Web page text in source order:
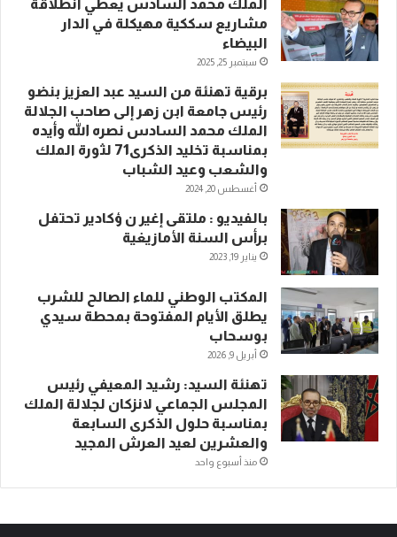
الملك محمد السادس يعطي انطلاقة
مشاريع سككية مهيكلة في الدار
البيضاء
سبتمبر 25, 2025
برقية تهنئة من السيد عبد العزيز بنضو
رئيس جامعة ابن زهر إلى صاحب الجلالة
الملك محمد السادس نصره الله وأيده
بمناسبة تخليد الذكرى71 لثورة الملك
والشعب وعيد الشباب
أغسطس 20, 2024
بالفيديو : ملتقى إغير ن ؤكادير تحتفل
برأس السنة الأمازيغية
يناير 19, 2023
المكتب الوطني للماء الصالح للشرب
يطلق الأيام المفتوحة بمحطة سيدي
بوسحاب
أبريل 9, 2026
تهنئة السيد: رشيد المعيفي رئيس
المجلس الجماعي لانزكان لجلالة الملك
بمناسبة حلول الذكرى السابعة
والعشرين لعيد العرش المجيد
منذ أسبوع واحد